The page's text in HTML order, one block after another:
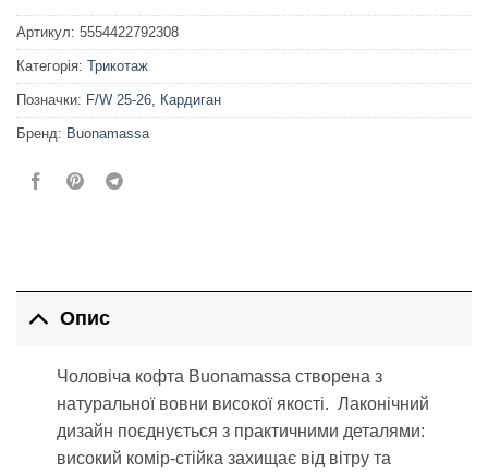
Артикул: 5554422792308
Категорія: Трикотаж
Позначки: F/W 25-26 Кардиган
Бренд: Buonamassa
Опис
Чоловіча кофта Buonamassa створена з
натуральної вовни високої якості. Лаконічний
дизайн поєднується з практичними деталями:
високий комір-стійка захищає від вітру та